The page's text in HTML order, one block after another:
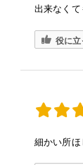
出来なくて
役に立
細かい所ほ